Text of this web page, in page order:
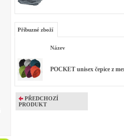
Příbuzné zboží
Název
POCKET unisex čepice z
PŘEDCHOZÍ
PRODUKT